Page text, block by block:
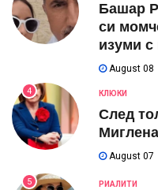
Башар
си
изуми с
August 08
4 КЛЮКИ
След
August 07
5 РИАЛИТИ